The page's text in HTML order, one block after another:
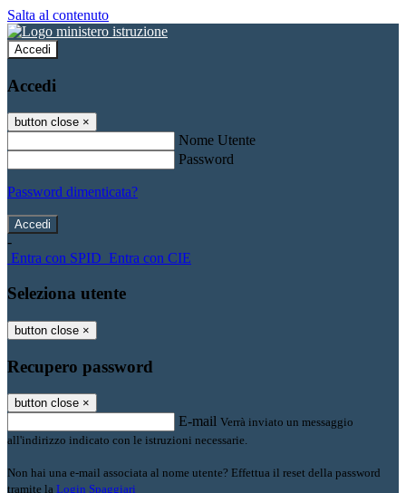
Salta al contenuto
Accedi
Accedi
button close ×
Nome Utente
Password
Password dimenticata?
-
Entra con SPID Entra con CIE
Seleziona utente
button close ×
Recupero password
button close ×
E-mail Verrà inviato un messaggio
all'indirizzo indicato con le istruzioni necessarie.
Non hai una e-mail associata al nome utente? Effettua il reset della password
tramite la Login Spaggiari